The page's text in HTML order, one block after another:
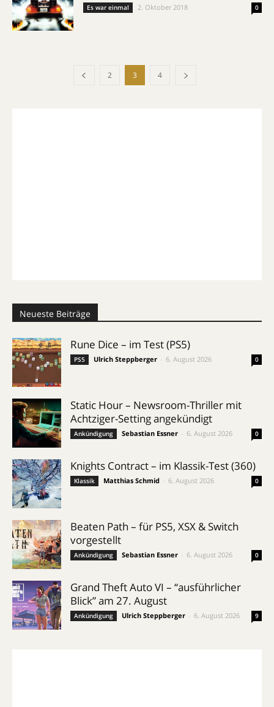
Es war einmal 2. Oktober 2018 0
2 3 4
Neueste Beiträge
Rune Dice – im Test (PS5)
PS5 Ulrich Steppberger 6. August 2026 0
Static Hour – Newsroom-Thriller mit
Achtziger-Setting angekündigt
Ankündigung Sebastian Essner 6. August 2026 0
Knights Contract – im Klassik-Test (360)
Klassik Matthias Schmid 6. August 2026 0
Beaten Path – für PS5, XSX & Switch
vorgestellt
Ankündigung Sebastian Essner 6. August 2026 0
Grand Theft Auto VI – “ausführlicher
Blick” am 27. August
Ankündigung Ulrich Steppberger 6. August 2026 9